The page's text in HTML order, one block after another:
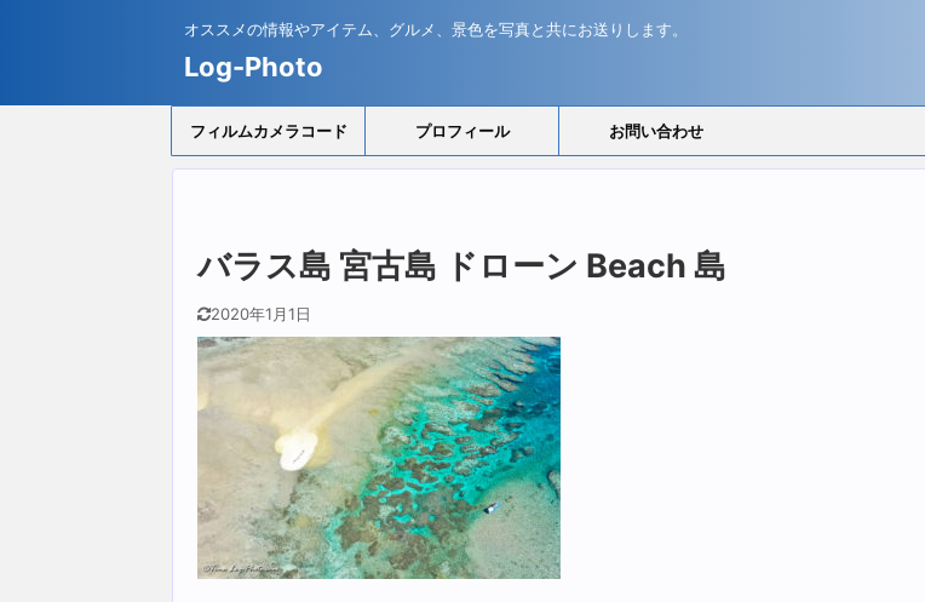
オススメの情報やアイテム、グルメ、景色を写真と共にお送りします。
Log-Photo
フィルムカメラコード プロフィール お問い合わせ
バラス島 宮古島 ドローン Beach 島
2020年1月1日